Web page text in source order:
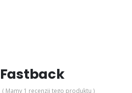
( Mamy 1 recenzji tego produktu )